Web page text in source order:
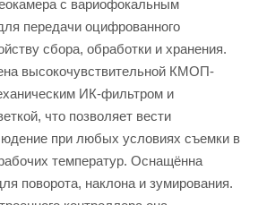
с вариофокальным
передачи оцифрованного
сбора, обработки и хранения.
высокочувствительной КМОП-
ИК-фильтром и
что позволяет вести
при любых условиях съемки в
температур. Оснащённа
поворота, наклона и зумирования.